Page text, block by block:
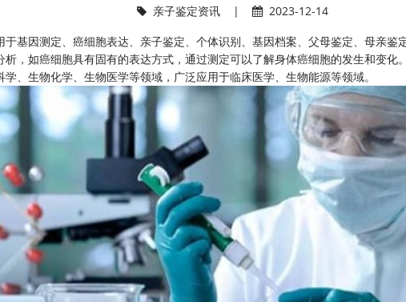
亲子鉴定资讯 |
2023-12-14
于基因测定、癌细胞表达、亲子鉴定、个体识别、基因档案、父母鉴定、母亲鉴
析，如癌细胞具有固有的表达方式，通过测定可以了解身体癌细胞的发生和变化
、生物化学、生物医学等领域，广泛应用于临床医学、生物能源等领域。